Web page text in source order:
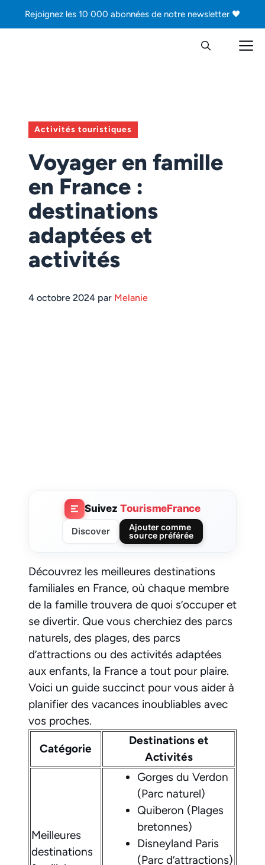
Rejoignez les 10 000 abonnées de notre newsletter 🖤
Activités touristiques
Voyager en famille
en France :
destinations
adaptées et
activités
4 octobre 2024 par Melanie
Suivez TourismeFrance
Discover
Ajouter comme
source préférée
Découvrez les meilleures destinations
familiales en France, où chaque membre
de la famille trouvera de quoi s’occuper et
se divertir. Que vous cherchiez des parcs
naturels, des plages, des parcs
d’attractions ou des activités adaptées
aux enfants, la France a tout pour plaire.
Voici un guide succinct pour vous aider à
planifier des vacances inoubliables avec
vos proches.
Catégorie
Destinations et
Activités
Meilleures
destinations
Gorges du Verdon
(Parc naturel)
Quiberon (Plages
bretonnes)
Disneyland Paris
(Parc d’attractions)